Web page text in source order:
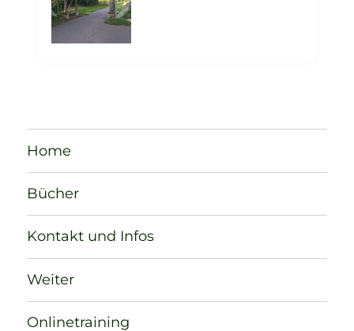
Home
Bücher
Kontakt und Infos
Weiter
Onlinetraining